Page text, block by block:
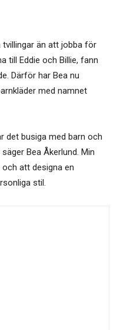
än att jobba för
till Eddie och Billie, fann
Därför har Bea nu
med namnet
det busiga med barn och
Bea Åkerlund. Min
att designa en
stil.